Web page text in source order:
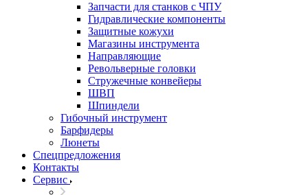
Запчасти для станков с ЧПУ
Гидравлические компоненты
Защитные кожухи
Магазины инструмента
Направляющие
Револьверные головки
Стружечные конвейеры
ШВП
Шпиндели
Гибочный инструмент
Барфидеры
Люнеты
Спецпредложения
Контакты
Сервис